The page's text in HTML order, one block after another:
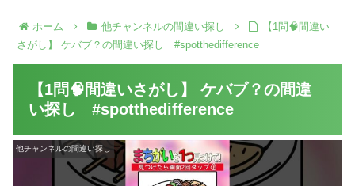
ホーム 他チャンネルの間違い探し
【1問🧠間違い
さがし】 ケバブ？の間違い探し #spotthedifference
【1問🧠間違いさがし】 ケバブ？の間違
い探し #spotthedifference
他チャンネルの間違い探し